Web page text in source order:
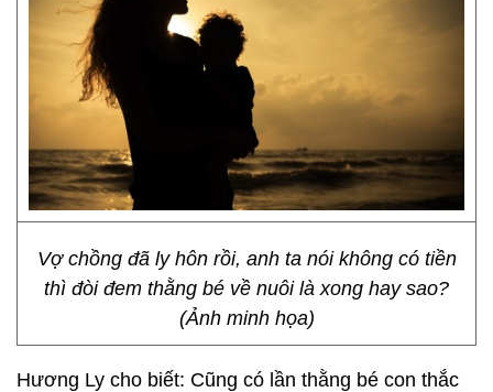
Vợ chồng đã ly hôn rồi, anh ta nói không có tiền
thì đòi đem thằng bé về nuôi là xong hay sao?
(Ảnh minh họa)
Hương Ly cho biết: Cũng có lần thằng bé con thắc